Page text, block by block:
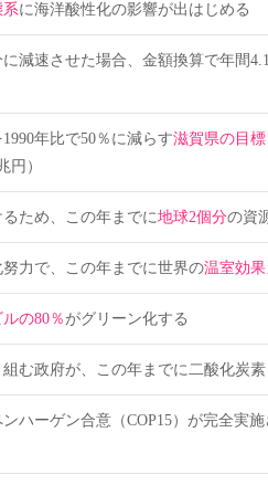
系に海洋酸性化の影響が出はじめる
減速させた場合、金額換算で年間
年比で50％に減らす滋賀県の目標
円）
ため、この年までに地球2個分の資
力で、この年までに世界の温室効果
ルの80％ がグリーン化する
む政府が、この年までに二酸化炭
ハーゲン合意（COP15）が完全実